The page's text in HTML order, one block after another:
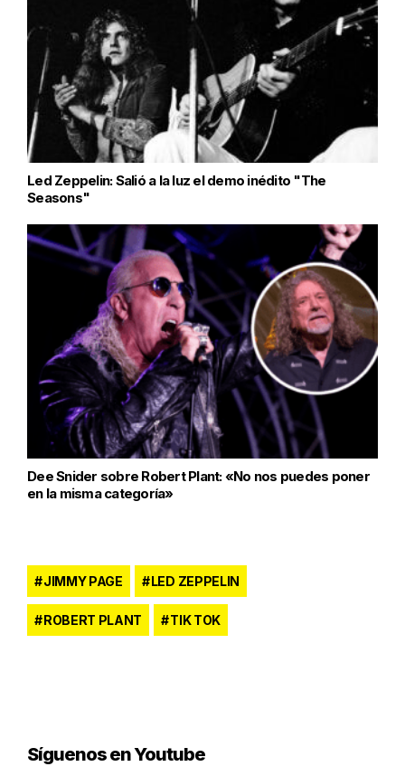
Led Zeppelin: Salió a la luz el demo inédito "The
Seasons"
Dee Snider sobre Robert Plant: «No nos puedes poner
en la misma categoría»
JIMMY PAGE LED ZEPPELIN
ROBERT PLANT TIK TOK
Síguenos en Youtube